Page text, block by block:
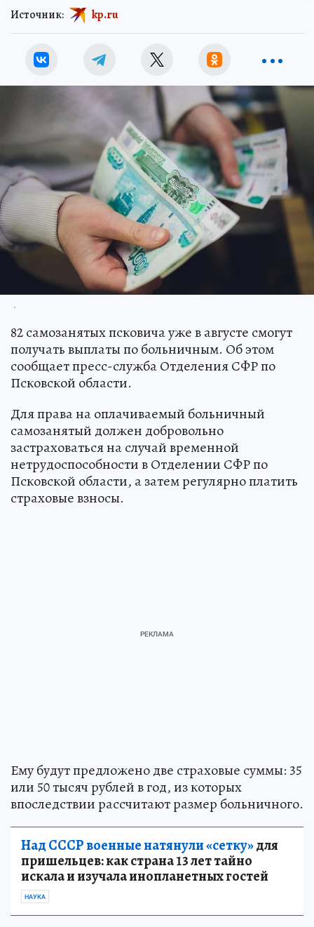
Источник: kp.ru
.
82 самозанятых псковича уже в августе смогут
получать выплаты по больничным. Об этом
сообщает пресс-служба Отделения СФР по
Псковской области.
Для права на оплачиваемый больничный
самозанятый должен добровольно
застраховаться на случай временной
нетрудоспособности в Отделении СФР по
Псковской области, а затем регулярно платить
страховые взносы.
Ему будут предложено две страховые суммы: 35
или 50 тысяч рублей в год, из которых
впоследствии рассчитают размер больничного.
Над СССР военные натянули «сетку»для
пришельцев: как страна 13 лет тайно
искала и изучала инопланетных гостей
НАУКА